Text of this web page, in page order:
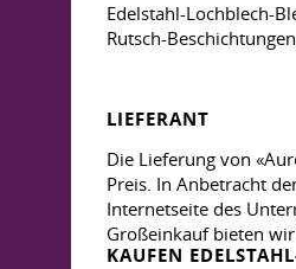
Edelstahl-Lochblech-
Rutsch-
LIEFERANT
Die Lieferung von
Preis. In Anbetracht
Internetseite des
Großeinkauf bieten
KAUFEN